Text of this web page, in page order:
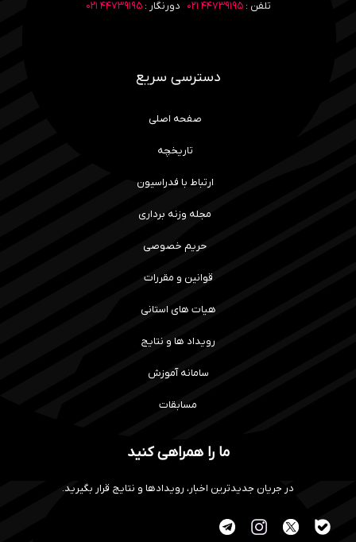
تلفن :۴۴۷۳۹۱۹۵ ۰۲۱ دورنگار :۴۴۷۳۹۱۹۵ ۰۲۱
دسترسی سریع
صفحه اصلی
تاریخچه
ارتباط با فدراسیون
مجله وزنه برداری
حریم خصوصی
قوانین و مقررات
هیات های استانی
رویداد ها و نتایج
سامانه آموزش
مسابقات
ما را همراهی کنید
در جریان جدیدترین اخبار، رویدادها و نتایج قرار بگیرید.